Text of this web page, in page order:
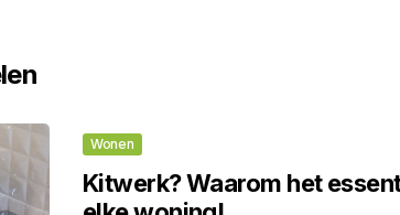
Wonen
Kitwerk? Waarom het